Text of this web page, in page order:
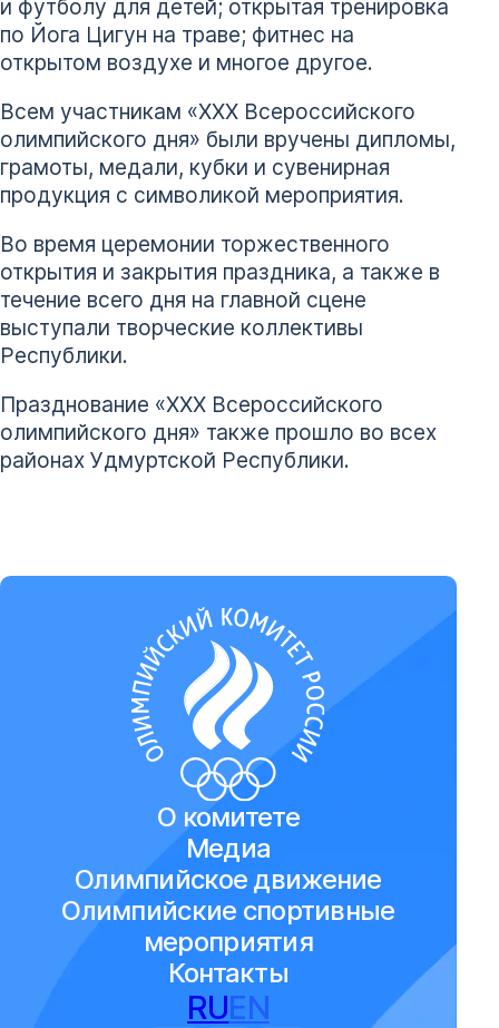
и футболу для детей; открытая тренировка
по Йога Цигун на траве; фитнес на
открытом воздухе и многое другое.
Всем участникам «XXX Всероссийского
олимпийского дня» были вручены дипломы,
грамоты, медали, кубки и сувенирная
продукция с символикой мероприятия.
Во время церемонии торжественного
открытия и закрытия праздника, а также в
течение всего дня на главной сцене
выступали творческие коллективы
Республики.
Празднование «XXX Всероссийского
олимпийского дня» также прошло во всех
районах Удмуртской Республики.
О комитете
Медиа
Олимпийское движение
Олимпийские спортивные
мероприятия
Контакты
RUEN